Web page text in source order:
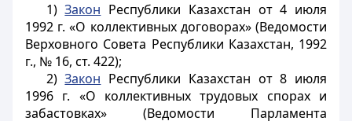
1)Закон Республики Казахстан от 4 июля
1992 г. «О коллективных договорах» (Ведомости
Верховного Совета Республики Казахстан, 1992
г., № 16, ст. 422);
2)Закон Республики Казахстан от 8 июля
1996 г. «О коллективных трудовых спорах и
забастовках» (Ведомости Парламента